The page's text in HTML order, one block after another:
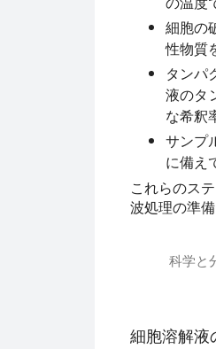
細胞の
性物質
タンパ
液のタ
な希釈
サンプ
に備え
これらのス
波処理の準
科学と
細胞溶解液